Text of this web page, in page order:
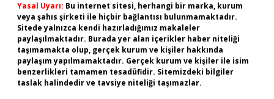
Yasal Uyarı: Bu internet sitesi, herhangi bir marka, kurum
veya şahıs şirketi ile hiçbir bağlantısı bulunmamaktadır.
Sitede yalnızca kendi hazırladığımız makaleler
paylaşılmaktadır. Burada yer alan içerikler haber niteliği
taşımamakta olup, gerçek kurum ve kişiler hakkında
paylaşım yapılmamaktadır. Gerçek kurum ve kişiler ile isim
benzerlikleri tamamen tesadüfidir. Sitemizdeki bilgiler
taslak halindedir ve tavsiye niteliği taşımazlar.